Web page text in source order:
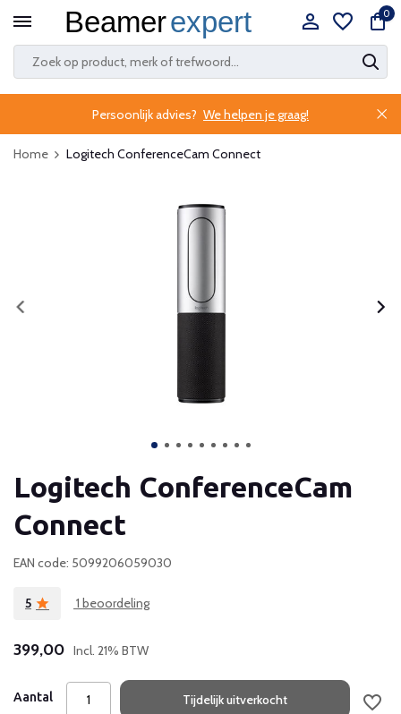
0
Persoonlijk advies? We helpen je graag!
Home Logitech ConferenceCam Connect
Logitech ConferenceCam
Connect
EAN code: 5099206059030
5 1 beoordeling
399,00 Incl. 21% BTW
Aantal Tijdelijk uitverkocht